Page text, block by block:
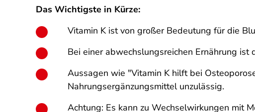
Das Wichtigste in Kürze:
Vitamin K ist von großer Bedeutung für die
Bei einer abwechslungsreichen Ernährung
Aussagen wie "Vitamin K hilft bei
Nahrungsergänzungsmittel unzulässig.
Achtung: Es kann zu Wechselwirkungen mit